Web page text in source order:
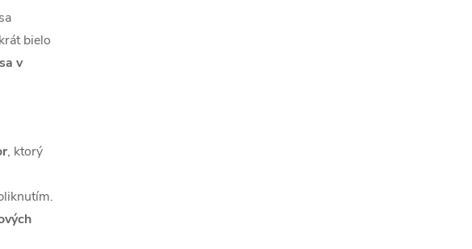
bielo
v
, ktorý